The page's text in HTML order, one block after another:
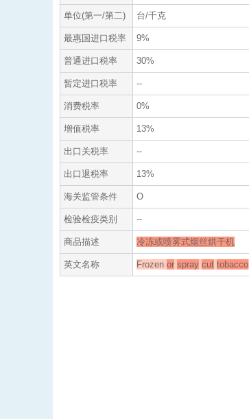
单位(第一/第二) 台/千克
最惠国进口税率 9%
普通进口税率 30%
暂定进口税率 --
消费税率 0%
增值税率 13%
出口关税率 --
出口退税率 13%
海关监管条件 O
检验检疫类别 --
商品描述 冷冻或喷雾式烟丝烘干机
英文名称 Frozen or spray cut tobacco